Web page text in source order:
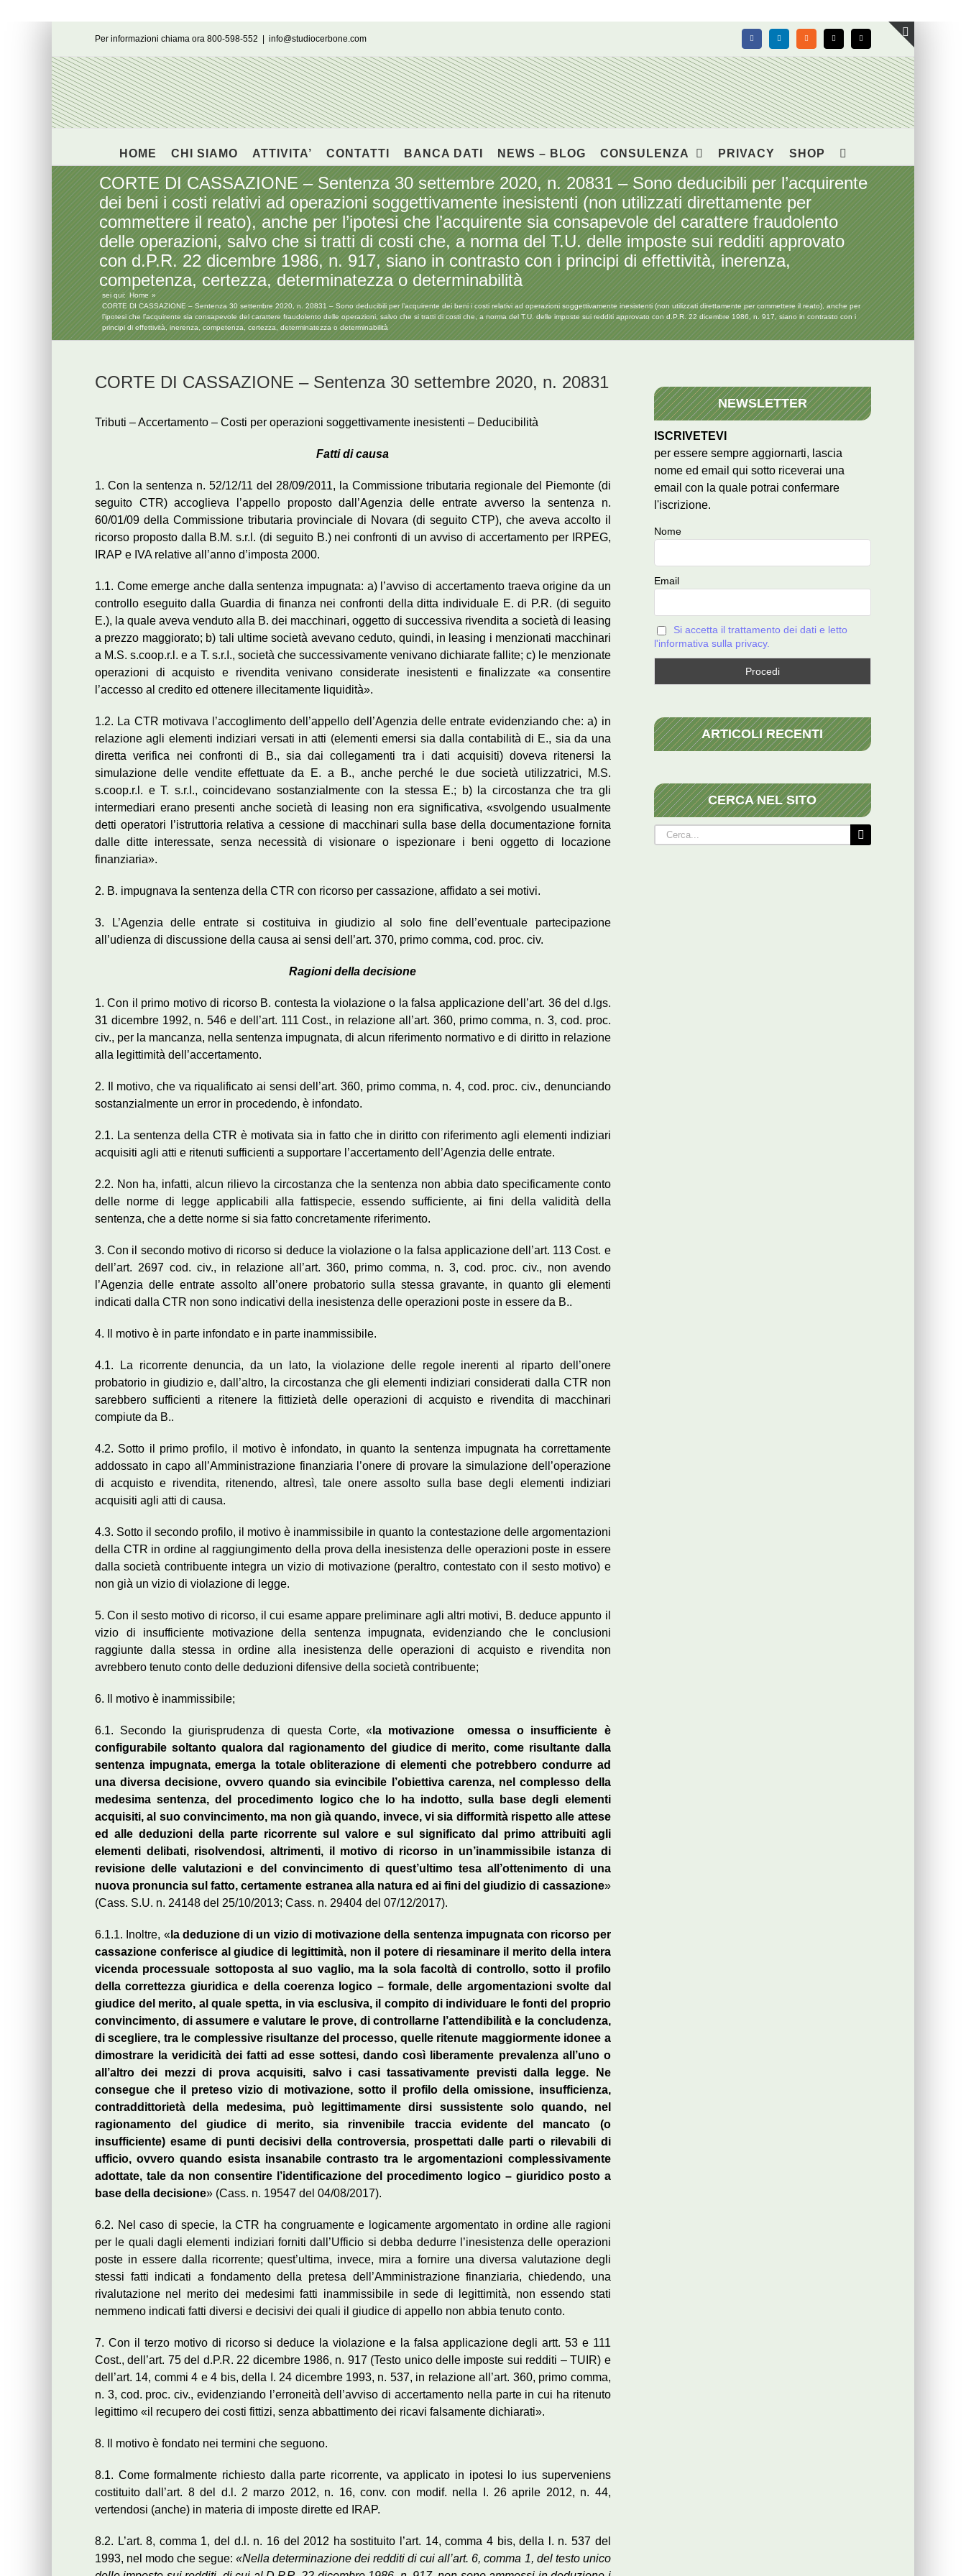
Per informazioni chiama ora 800-598-552 info@studiocerbone.com FacebookLinkedIn Rss X Email
HOME CHI SIAMO ATTIVITA’ CONTATTI BANCA DATI NEWS – BLOG CONSULENZA PRIVACY SHOP
CORTE DI CASSAZIONE – Sentenza 30 settembre 2020, n. 20831 – Sono deducibili per l’acquirente
dei beni i costi relativi ad operazioni soggettivamente inesistenti (non utilizzati direttamente per
commettere il reato), anche per l’ipotesi che l’acquirente sia consapevole del carattere fraudolento
delle operazioni, salvo che si tratti di costi che, a norma del T.U. delle imposte sui redditi approvato
con d.P.R. 22 dicembre 1986, n. 917, siano in contrasto con i principi di effettività, inerenza,
competenza, certezza, determinatezza o determinabilità
sei qui: Home
CORTE DI CASSAZIONE – Sentenza 30 settembre 2020, n. 20831 – Sono deducibili per l’acquirente dei beni i costi relativi ad operazioni soggettivamente inesistenti (non utilizzati direttamente per commettere il reato), anche per
l’ipotesi che l’acquirente sia consapevole del carattere fraudolento delle operazioni, salvo che si tratti di costi che, a norma del T.U. delle imposte sui redditi approvato con d.P.R. 22 dicembre 1986, n. 917, siano in contrasto con i
principi di effettività, inerenza, competenza, certezza, determinatezza o determinabilità
CORTE DI CASSAZIONE – Sentenza 30 settembre 2020, n. 20831
Tributi – Accertamento – Costi per operazioni soggettivamente inesistenti – Deducibilità
Fatti di causa
1. Con la sentenza n. 52/12/11 del 28/09/2011, la Commissione tributaria regionale del Piemonte (di
seguito CTR) accoglieva l’appello proposto dall’Agenzia delle entrate avverso la sentenza n.
60/01/09 della Commissione tributaria provinciale di Novara (di seguito CTP), che aveva accolto il
ricorso proposto dalla B.M. s.r.l. (di seguito B.) nei confronti di un avviso di accertamento per IRPEG,
IRAP e IVA relative all’anno d’imposta 2000.
1.1. Come emerge anche dalla sentenza impugnata: a) l’avviso di accertamento traeva origine da un
controllo eseguito dalla Guardia di finanza nei confronti della ditta individuale E. di P.R. (di seguito
E.), la quale aveva venduto alla B. dei macchinari, oggetto di successiva rivendita a società di leasing
a prezzo maggiorato; b) tali ultime società avevano ceduto, quindi, in leasing i menzionati macchinari
a M.S. s.coop.r.l. e a T. s.r.I., società che successivamente venivano dichiarate fallite; c) le menzionate
operazioni di acquisto e rivendita venivano considerate inesistenti e finalizzate «a consentire
l’accesso al credito ed ottenere illecitamente liquidità».
1.2. La CTR motivava l’accoglimento dell’appello dell’Agenzia delle entrate evidenziando che: a) in
relazione agli elementi indiziari versati in atti (elementi emersi sia dalla contabilità di E., sia da una
diretta verifica nei confronti di B., sia dai collegamenti tra i dati acquisiti) doveva ritenersi la
simulazione delle vendite effettuate da E. a B., anche perché le due società utilizzatrici, M.S.
s.coop.r.l. e T. s.r.I., coincidevano sostanzialmente con la stessa E.; b) la circostanza che tra gli
intermediari erano presenti anche società di leasing non era significativa, «svolgendo usualmente
detti operatori l’istruttoria relativa a cessione di macchinari sulla base della documentazione fornita
dalle ditte interessate, senza necessità di visionare o ispezionare i beni oggetto di locazione
finanziaria».
2. B. impugnava la sentenza della CTR con ricorso per cassazione, affidato a sei motivi.
3. L’Agenzia delle entrate si costituiva in giudizio al solo fine dell’eventuale partecipazione
all’udienza di discussione della causa ai sensi dell’art. 370, primo comma, cod. proc. civ.
Ragioni della decisione
1. Con il primo motivo di ricorso B. contesta la violazione o la falsa applicazione dell’art. 36 del d.lgs.
31 dicembre 1992, n. 546 e dell’art. 111 Cost., in relazione all’art. 360, primo comma, n. 3, cod. proc.
civ., per la mancanza, nella sentenza impugnata, di alcun riferimento normativo e di diritto in relazione
alla legittimità dell’accertamento.
2. Il motivo, che va riqualificato ai sensi dell’art. 360, primo comma, n. 4, cod. proc. civ., denunciando
sostanzialmente un error in procedendo, è infondato.
2.1. La sentenza della CTR è motivata sia in fatto che in diritto con riferimento agli elementi indiziari
acquisiti agli atti e ritenuti sufficienti a supportare l’accertamento dell’Agenzia delle entrate.
2.2. Non ha, infatti, alcun rilievo la circostanza che la sentenza non abbia dato specificamente conto
delle norme di legge applicabili alla fattispecie, essendo sufficiente, ai fini della validità della
sentenza, che a dette norme si sia fatto concretamente riferimento.
3. Con il secondo motivo di ricorso si deduce la violazione o la falsa applicazione dell’art. 113 Cost. e
dell’art. 2697 cod. civ., in relazione all’art. 360, primo comma, n. 3, cod. proc. civ., non avendo
l’Agenzia delle entrate assolto all’onere probatorio sulla stessa gravante, in quanto gli elementi
indicati dalla CTR non sono indicativi della inesistenza delle operazioni poste in essere da B..
4. Il motivo è in parte infondato e in parte inammissibile.
4.1. La ricorrente denuncia, da un lato, la violazione delle regole inerenti al riparto dell’onere
probatorio in giudizio e, dall’altro, la circostanza che gli elementi indiziari considerati dalla CTR non
sarebbero sufficienti a ritenere la fittizietà delle operazioni di acquisto e rivendita di macchinari
compiute da B..
4.2. Sotto il primo profilo, il motivo è infondato, in quanto la sentenza impugnata ha correttamente
addossato in capo all’Amministrazione finanziaria l’onere di provare la simulazione dell’operazione
di acquisto e rivendita, ritenendo, altresì, tale onere assolto sulla base degli elementi indiziari
acquisiti agli atti di causa.
4.3. Sotto il secondo profilo, il motivo è inammissibile in quanto la contestazione delle argomentazioni
della CTR in ordine al raggiungimento della prova della inesistenza delle operazioni poste in essere
dalla società contribuente integra un vizio di motivazione (peraltro, contestato con il sesto motivo) e
non già un vizio di violazione di legge.
5. Con il sesto motivo di ricorso, il cui esame appare preliminare agli altri motivi, B. deduce appunto il
vizio di insufficiente motivazione della sentenza impugnata, evidenziando che le conclusioni
raggiunte dalla stessa in ordine alla inesistenza delle operazioni di acquisto e rivendita non
avrebbero tenuto conto delle deduzioni difensive della società contribuente;
6. Il motivo è inammissibile;
6.1. Secondo la giurisprudenza di questa Corte, «la motivazione omessa o insufficiente è
configurabile soltanto qualora dal ragionamento del giudice di merito, come risultante dalla
sentenza impugnata, emerga la totale obliterazione di elementi che potrebbero condurre ad
una diversa decisione, ovvero quando sia evincibile l’obiettiva carenza, nel complesso della
medesima sentenza, del procedimento logico che lo ha indotto, sulla base degli elementi
acquisiti, al suo convincimento, ma non già quando, invece, vi sia difformità rispetto alle attese
ed alle deduzioni della parte ricorrente sul valore e sul significato dal primo attribuiti agli
elementi delibati, risolvendosi, altrimenti, il motivo di ricorso in un’inammissibile istanza di
revisione delle valutazioni e del convincimento di quest’ultimo tesa all’ottenimento di una
nuova pronuncia sul fatto, certamente estranea alla natura ed ai fini del giudizio di cassazione»
(Cass. S.U. n. 24148 del 25/10/2013; Cass. n. 29404 del 07/12/2017).
6.1.1. Inoltre, «la deduzione di un vizio di motivazione della sentenza impugnata con ricorso per
cassazione conferisce al giudice di legittimità, non il potere di riesaminare il merito della intera
vicenda processuale sottoposta al suo vaglio, ma la sola facoltà di controllo, sotto il profilo
della correttezza giuridica e della coerenza logico – formale, delle argomentazioni svolte dal
giudice del merito, al quale spetta, in via esclusiva, il compito di individuare le fonti del proprio
convincimento, di assumere e valutare le prove, di controllarne l’attendibilità e la concludenza,
di scegliere, tra le complessive risultanze del processo, quelle ritenute maggiormente idonee a
dimostrare la veridicità dei fatti ad esse sottesi, dando così liberamente prevalenza all’uno o
all’altro dei mezzi di prova acquisiti, salvo i casi tassativamente previsti dalla legge. Ne
consegue che il preteso vizio di motivazione, sotto il profilo della omissione, insufficienza,
contraddittorietà della medesima, può legittimamente dirsi sussistente solo quando, nel
ragionamento del giudice di merito, sia rinvenibile traccia evidente del mancato (o
insufficiente) esame di punti decisivi della controversia, prospettati dalle parti o rilevabili di
ufficio, ovvero quando esista insanabile contrasto tra le argomentazioni complessivamente
adottate, tale da non consentire l’identificazione del procedimento logico – giuridico posto a
base della decisione» (Cass. n. 19547 del 04/08/2017).
6.2. Nel caso di specie, la CTR ha congruamente e logicamente argomentato in ordine alle ragioni
per le quali dagli elementi indiziari forniti dall’Ufficio si debba dedurre l’inesistenza delle operazioni
poste in essere dalla ricorrente; quest’ultima, invece, mira a fornire una diversa valutazione degli
stessi fatti indicati a fondamento della pretesa dell’Amministrazione finanziaria, chiedendo, una
rivalutazione nel merito dei medesimi fatti inammissibile in sede di legittimità, non essendo stati
nemmeno indicati fatti diversi e decisivi dei quali il giudice di appello non abbia tenuto conto.
7. Con il terzo motivo di ricorso si deduce la violazione e la falsa applicazione degli artt. 53 e 111
Cost., dell’art. 75 del d.P.R. 22 dicembre 1986, n. 917 (Testo unico delle imposte sui redditi – TUIR) e
dell’art. 14, commi 4 e 4 bis, della I. 24 dicembre 1993, n. 537, in relazione all’art. 360, primo comma,
n. 3, cod. proc. civ., evidenziando l’erroneità dell’avviso di accertamento nella parte in cui ha ritenuto
legittimo «il recupero dei costi fittizi, senza abbattimento dei ricavi falsamente dichiarati».
8. Il motivo è fondato nei termini che seguono.
8.1. Come formalmente richiesto dalla parte ricorrente, va applicato in ipotesi lo ius superveniens
costituito dall’art. 8 del d.l. 2 marzo 2012, n. 16, conv. con modif. nella I. 26 aprile 2012, n. 44,
vertendosi (anche) in materia di imposte dirette ed IRAP.
8.2. L’art. 8, comma 1, del d.l. n. 16 del 2012 ha sostituito l’art. 14, comma 4 bis, della l. n. 537 del
1993, nel modo che segue:«Nella determinazione dei redditi di cui all’art. 6, comma 1, del testo unico
NEWSLETTER
ISCRIVETEVI
per essere sempre aggiornarti, lascia
nome ed email qui sotto riceverai una
email con la quale potrai confermare
l'iscrizione.
Nome
Email
Si accetta il trattamento dei dati e letto
l'informativa sulla privacy.
ARTICOLI RECENTI
CERCA NEL SITO
Cerca
per:
Toggle
area
barra
scorrevole